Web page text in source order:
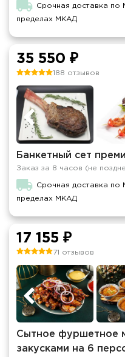
Срочная доставка по
пределах МКАД
35 550 ₽
188 отзывов
Банкетный сет
Заказ за 8 часов (не
Срочная доставка по
пределах МКАД
17 155 ₽
71 отзывов
Сытное фуршетное
закусками на 6